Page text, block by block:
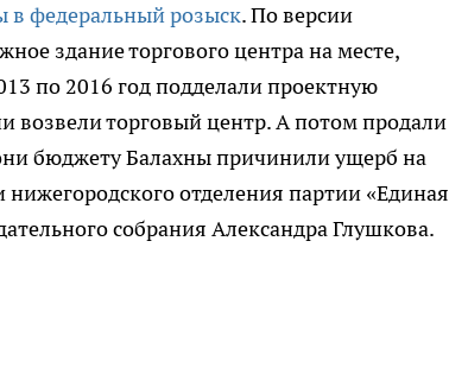
в федеральный розыск. По версии
здание торгового центра на месте,
по 2016 год подделали проектную
возвели торговый центр. А потом продали
бюджету Балахны причинили ущерб на
отделения партии «Единая
собрания Александра Глушкова.